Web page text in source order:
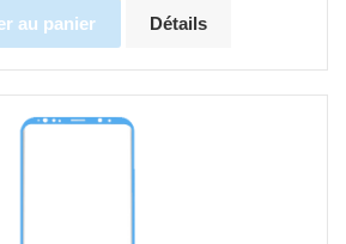
au panier Détails